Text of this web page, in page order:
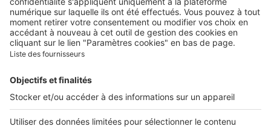
Contacter le service client
Nous rejoindre
Presse
Nos applications